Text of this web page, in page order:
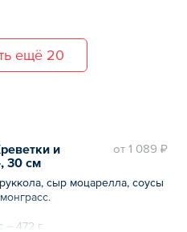
ещё 20
oт 1 089 ₽
и
30 см
сыр моцарелла, соусы
– 472 г